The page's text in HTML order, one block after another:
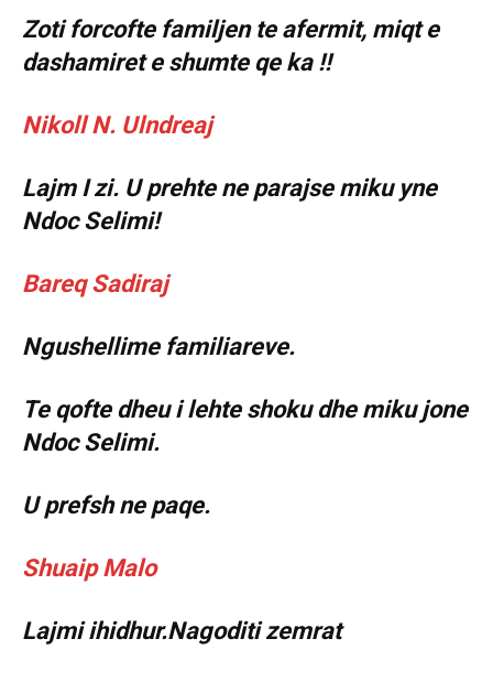
Zoti forcofte familjen te afermit, miqt e
dashamiret e shumte qe ka !!
Nikoll N. Ulndreaj
Lajm I zi. U prehte ne parajse miku yne
Ndoc Selimi!
Bareq Sadiraj
Ngushellime familiareve.
Te qofte dheu i lehte shoku dhe miku jone
Ndoc Selimi.
U prefsh ne paqe.
Shuaip Malo
Lajmi ihidhur.Nagoditi zemrat